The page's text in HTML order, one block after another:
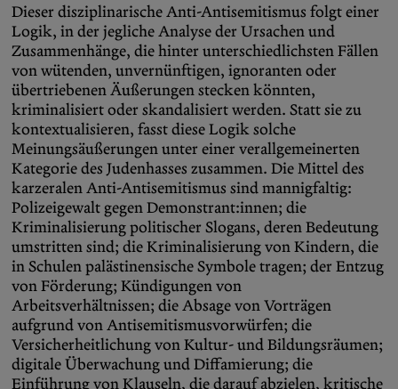
Dieser disziplinarische Anti-Antisemitismus folgt einer
Logik, in der jegliche Analyse der Ursachen und
Zusammenhänge, die hinter unterschiedlichsten Fällen
von wütenden, unvernünftigen, ignoranten oder
übertriebenen Äußerungen stecken könnten,
kriminalisiert oder skandalisiert werden. Statt sie zu
kontextualisieren, fasst diese Logik solche
Meinungsäußerungen unter einer verallgemeinerten
Kategorie des Judenhasses zusammen. Die Mittel des
karzeralen Anti-Antisemitismus sind mannigfaltig:
Polizeigewalt gegen Demonstrant:innen; die
Kriminalisierung politischer Slogans, deren Bedeutung
umstritten sind; die Kriminalisierung von Kindern, die
in Schulen palästinensische Symbole tragen; der Entzug
von Förderung; Kündigungen von
Arbeitsverhältnissen; die Absage von Vorträgen
aufgrund von Antisemitismusvorwürfen; die
Versicherheitlichung von Kultur- und Bildungsräumen;
digitale Überwachung und Diffamierung; die
Einführung von Klauseln, die darauf abzielen, kritische